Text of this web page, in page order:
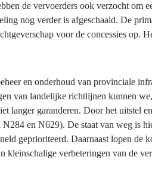
de vervoerders ook verzocht om
nog verder is afgeschaald. De
voor de concessies op.
en onderhoud van provinciale
van landelijke richtlijnen kunnen
langer garanderen. Door het uitstel
en N629). De staat van weg is
geprioriteerd. Daarnaast lopen de
kleinschalige verbeteringen van de